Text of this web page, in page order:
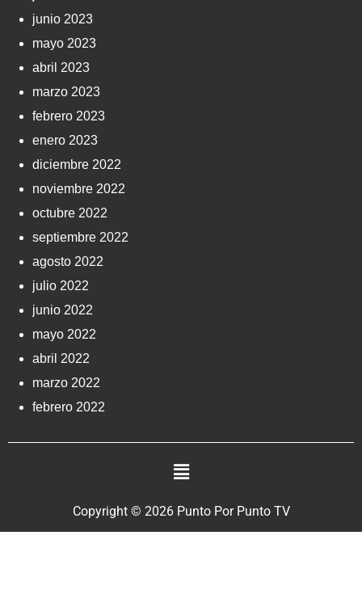
junio 2023
mayo 2023
abril 2023
marzo 2023
febrero 2023
enero 2023
diciembre 2022
noviembre 2022
octubre 2022
septiembre 2022
agosto 2022
julio 2022
junio 2022
mayo 2022
abril 2022
marzo 2022
febrero 2022
Copyright © 2026 Punto Por Punto TV